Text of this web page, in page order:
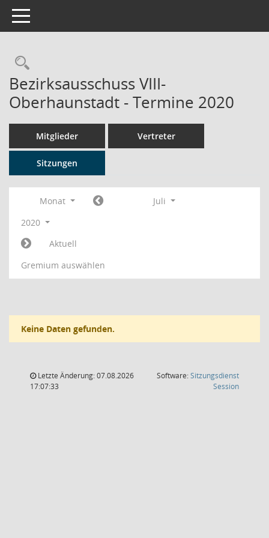
Toggle navigation
Rechercheauswahl
Bezirksausschuss VIII-
Oberhaunstadt - Termine 2020
Mitglieder Vertreter
Sitzungen
Monat
Juli
2020
Aktuell
Gremium auswählen
Keine Daten gefunden.
Letzte Änderung: 07.08.2026
17:07:33
Software:Sitzungsdienst
Session(Wird in